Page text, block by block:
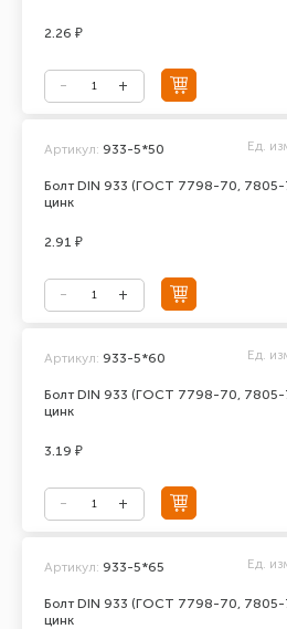
2.26 ₽
Болт DIN 933 (ГОСТ 7798-70, 7805-
цинк
Артикул: 933-5*50 Ед.
2.91 ₽
Болт DIN 933 (ГОСТ 7798-70, 7805-
цинк
Артикул: 933-5*60 Ед.
3.19 ₽
Болт DIN 933 (ГОСТ 7798-70, 7805-
цинк
Артикул: 933-5*65 Ед.